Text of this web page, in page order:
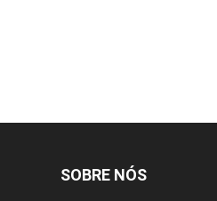
SOBRE NÓS